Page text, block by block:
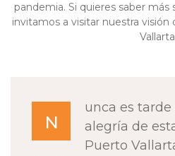
pandemia. Si quieres saber
invitamos a visitar nuestra visión
Vallarta
N
unca es
alegría de
Puerto